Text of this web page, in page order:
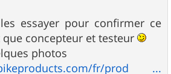
essayer pour confirmer ce
concepteur et testeur
photos
fr/prod ...